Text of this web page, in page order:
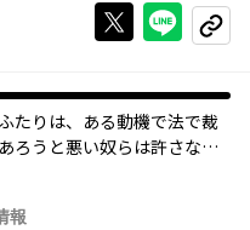
Xで投稿する
ライン
コピー
たりは、ある動機で法で裁
ろうと悪い奴らは許さな
報